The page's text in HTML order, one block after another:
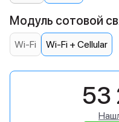
Модуль сотовой
Wi-Fi Wi-Fi + Cellular
53